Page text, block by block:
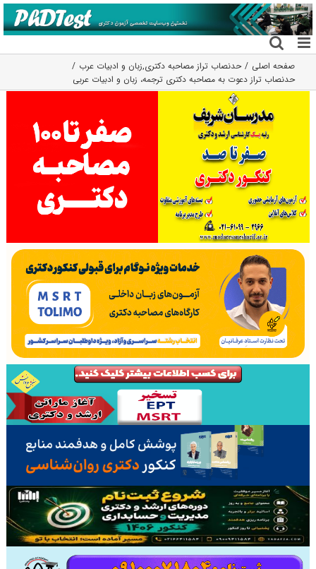
رفتن
به
محتوا
صفحه اصلی حدنصاب تراز مصاحبه دکتری,زبان و ادبیات عرب
حدنصاب تراز دعوت به مصاحبه دکتری ترجمه، زبان و ادبیات عربی